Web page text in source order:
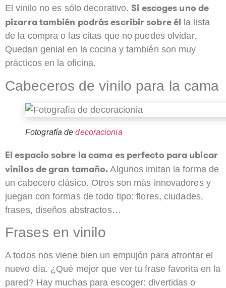
El vinilo no es sólo decorativo.Si escoges uno de
pizarra también podrás escribir sobre él la lista
de la compra o las citas que no puedes olvidar.
Quedan genial en la cocina y también son muy
prácticos en la oficina.
Cabeceros de vinilo para la cama
Fotografía dedecoracionia
El espacio sobre la cama es perfecto para ubicar
vinilos de gran tamaño. Algunos imitan la forma de
un cabecero clásico. Otros son más innovadores y
juegan con formas de todo tipo: flores, ciudades,
frases, diseños abstractos…
Frases en vinilo
A todos nos viene bien un empujón para afrontar el
nuevo día. ¿Qué mejor que ver tu frase favorita en la
pared? Hay muchas para escoger: divertidas o